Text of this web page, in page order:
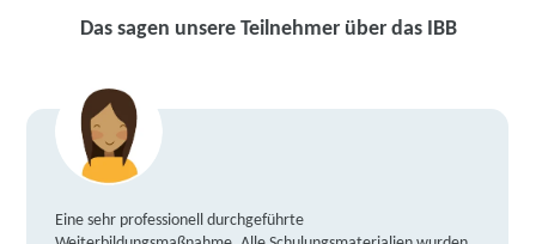
Das sagen unsere Teilnehmer über das IBB
Eine sehr professionell durchgeführte